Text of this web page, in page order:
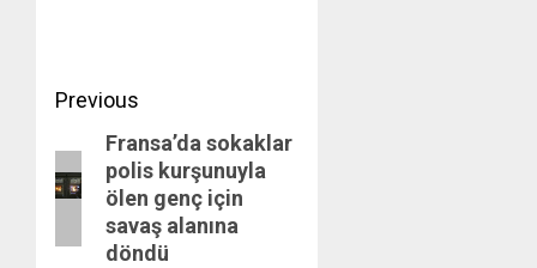
Post
navigation
Previous
Previous
post:
Fransa’da sokaklar
polis kurşunuyla
ölen genç için
savaş alanına
döndü